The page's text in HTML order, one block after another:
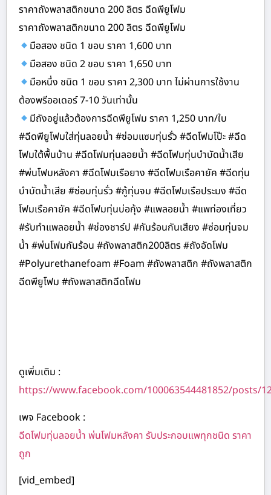
ราคาถังพลาสติกขนาด 200 ลิตร ฉีดพียูโฟม
ราคาถังพลาสติกขนาด 200 ลิตร ฉีดพียูโฟม
มือสอง ชนิด 1 ขอบ ราคา 1,600 บาท
มือสอง ชนิด 2 ขอบ ราคา 1,650 บาท
มือหนึ่ง ชนิด 1 ขอบ ราคา 2,300 บาท ไม่ผ่านการใช้งาน
ต้องพรีออเดอร์ 7-10 วันเท่านั้น
มีถังอยู่แล้วต้องการฉีดพียูโฟม ราคา 1,250 บาท/ใบ
#ฉีดพียูโฟมใส่ทุ่นลอยน้ำ #ซ่อมแซมทุ่นรั่ว #ฉีดโฟมโป๊ะ #ฉีด
โฟมใต้พื้นบ้าน #ฉีดโฟมทุ่นลอยน้ำ #ฉีดโฟมทุ่นบำบัดน้ำเสีย
#พ่นโฟมหลังคา #ฉีดโฟมเรือยาง #ฉีดโฟมเรือคายัค #ฉีดทุ่น
บำบัดน้ำเสีย #ซ่อมทุ่นรั่ว #กู้ทุ่นจม #ฉีดโฟมเรือประมง #ฉีด
โฟมเรือคายัค #ฉีดโฟมทุ่นบ่อกุ้ง #แพลอยน้ำ #แพท่องเที่ยว
#รับทำแพลอยน้ำ #ช่องชาร์ป #กันร้อนกันเสียง #ซ่อมทุ่นจม
น้ำ #พ่นโฟมกันร้อน #ถังพลาสติก200ลิตร #ถังอัดโฟม
#Polyurethanefoam #Foam #ถังพลาสติก #ถังพลาสติก
ฉีดพียูโฟม #ถังพลาสติกฉีดโฟม
ดูเพิ่มเติม :
https://www.facebook.com/100063544481852/posts/
เพจ Facebook :
ฉีดโฟมทุ่นลอยน้ำ พ่นโฟมหลังคา รับประกอบแพทุกชนิด ราคา
ถูก
[vid_embed]